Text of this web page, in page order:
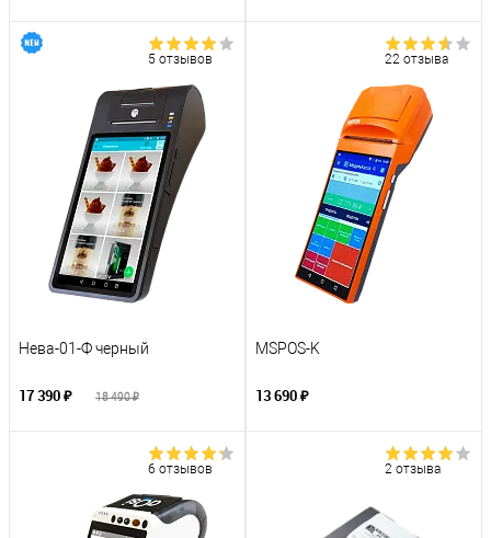
5 отзывов
Нева-01-Ф черный
17 390 ₽ 18 490 ₽
22 отзыва
MSPOS-K
13 690 ₽
6 отзывов 2 отзыва